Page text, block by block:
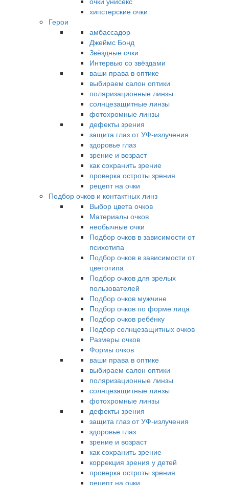
хипстерские очки
Герои
амбассадор
Джеймс Бонд
Звёздные очки
Интервью со звёздами
ваши права в оптике
выбираем салон оптики
поляризационные линзы
солнцезащитные линзы
фотохромные линзы
дефекты зрения
защита глаз от УФ-излучения
здоровье глаз
зрение и возраст
как сохранить зрение
проверка остроты зрения
рецепт на очки
Подбор очков и контактных линз
Выбор цвета очков
Материалы очков
необычные очки
Подбор очков в зависимости от
психотипа
Подбор очков в зависимости от
цветотипа
Подбор очков для зрелых
пользователей
Подбор очков мужчине
Подбор очков по форме лица
Подбор очков ребёнку
Подбор солнцезащитных очков
Размеры очков
Формы очков
ваши права в оптике
выбираем салон оптики
поляризационные линзы
солнцезащитные линзы
фотохромные линзы
дефекты зрения
защита глаз от УФ-излучения
здоровье глаз
зрение и возраст
как сохранить зрение
коррекция зрения у детей
проверка остроты зрения
рецепт на очки